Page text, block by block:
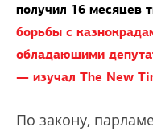
получил 16 месяцев
борьбы с
обладающими
— изучал The New
По закону,